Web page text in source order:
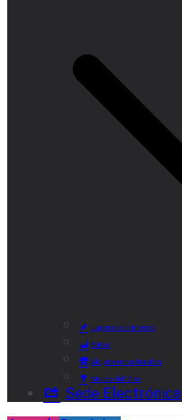
Lugares de Interés
Rutas
Alojamientos Rurales
Museo del Vino
Sede Electrónica